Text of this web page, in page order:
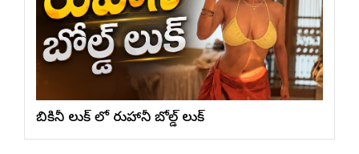
బికినీ లుక్ లో రుహానీ బోల్డ్ లుక్